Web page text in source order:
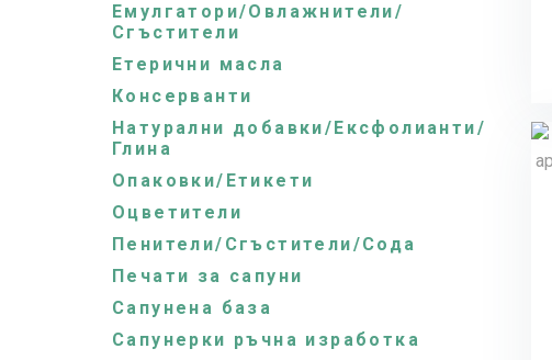
Емулгатори/Овлажнители/
Сгъстители
Етерични масла
Консерванти
Натурални добавки/Ексфолианти/
Глина
Опаковки/Етикети
Оцветители
Пенители/Сгъстители/Сода
Печати за сапуни
Сапунена базa
Сапунерки ръчна изработка